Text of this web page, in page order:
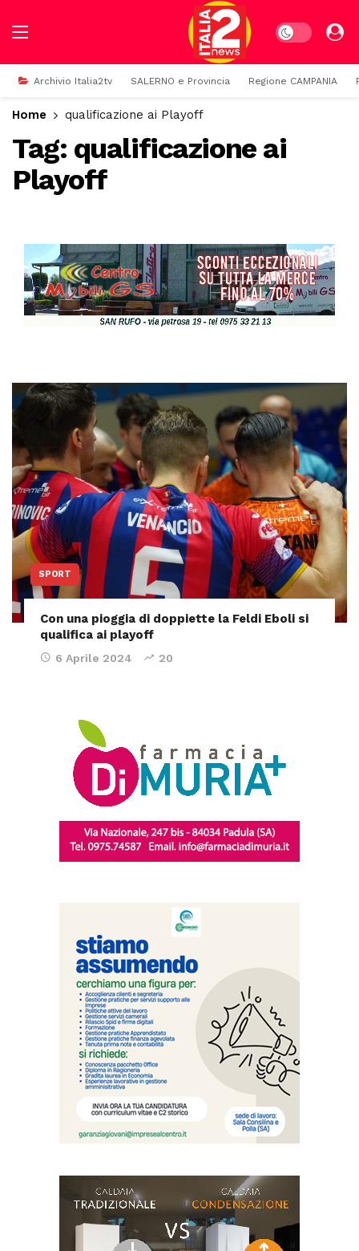
Dark mode
Archivio Italia2tv SALERNO e Provincia Regione CAMPANIA
Home qualificazione ai Playoff
Tag: qualificazione ai
Playoff
SPORT
Con una pioggia di doppiette la Feldi Eboli si
qualifica ai playoff
6 Aprile 2024 20